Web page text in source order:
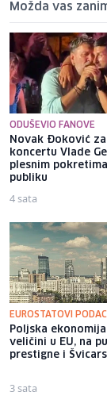
Možda vas
ODUŠEVIO FANOVE
Novak Đoković
koncertu Vlade
plesnim
publiku
4 sata
EUROSTATOVI PODACI
Poljska
veličini u EU, na
prestigne i
3 sata